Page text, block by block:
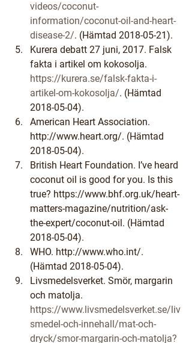
videos/coconut-
information/coconut-oil-and-heart-
disease-2/. (Hämtad 2018-05-21).
Kurera debatt 27 juni, 2017. Falsk
fakta i artikel om kokosolja.
https://kurera.se/falsk-fakta-i-
artikel-om-kokosolja/. (Hämtad
2018-05-04).
American Heart Association.
http://www.heart.org/. (Hämtad
2018-05-04).
British Heart Foundation. I’ve heard
coconut oil is good for you. Is this
true? https://www.bhf.org.uk/heart-
matters-magazine/nutrition/ask-
the-expert/coconut-oil. (Hämtad
2018-05-04).
WHO. http://www.who.int/.
(Hämtad 2018-05-04).
Livsmedelsverket. Smör, margarin
och matolja.
https://www.livsmedelsverket.se/liv
smedel-och-innehall/mat-och-
dryck/smor-margarin-och-matolja?